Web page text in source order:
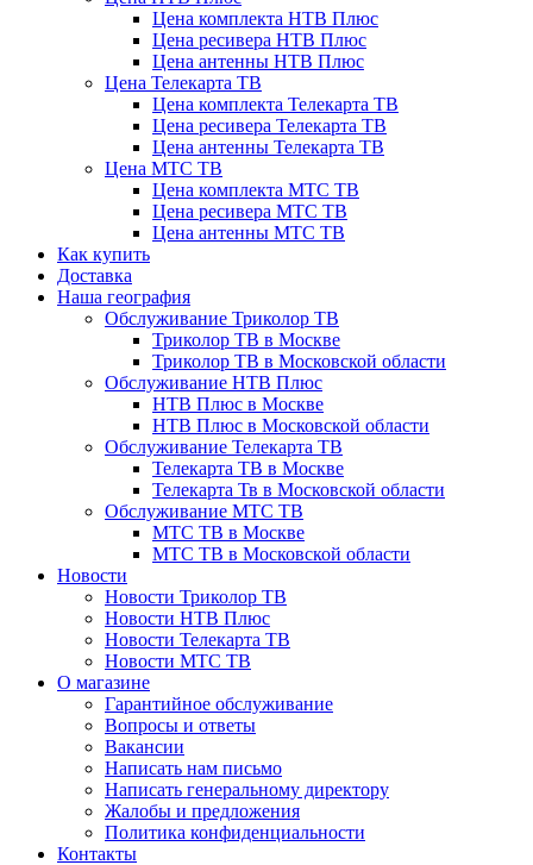
Цена комплекта НТВ Плюс
Цена ресивера НТВ Плюс
Цена антенны НТВ Плюс
Цена Телекарта ТВ
Цена комплекта Телекарта ТВ
Цена ресивера Телекарта ТВ
Цена антенны Телекарта ТВ
Цена МТС ТВ
Цена комплекта МТС ТВ
Цена ресивера МТС ТВ
Цена антенны МТС ТВ
Как купить
Доставка
Наша география
Обслуживание Триколор ТВ
Триколор ТВ в Москве
Триколор ТВ в Московской области
Обслуживание НТВ Плюс
НТВ Плюс в Москве
НТВ Плюс в Московской области
Обслуживание Телекарта ТВ
Телекарта ТВ в Москве
Телекарта Тв в Московской области
Обслуживание МТС ТВ
МТС ТВ в Москве
МТС ТВ в Московской области
Новости
Новости Триколор ТВ
Новости НТВ Плюс
Новости Телекарта ТВ
Новости МТС ТВ
О магазине
Гарантийное обслуживание
Вопросы и ответы
Вакансии
Написать нам письмо
Написать генеральному директору
Жалобы и предложения
Политика конфиденциальности
Контакты